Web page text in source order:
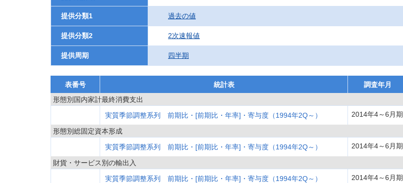
提供分類1 過去の値
提供分類2 2次速報値
提供周期 四半期
表番号 統計表 調査年月
形態別国内家計最終消費支出
実質季節調整系列 前期比・[前期比・年率]・寄与度（1994年2Q～）
2014年4～6月期
形態別総固定資本形成
実質季節調整系列 前期比・[前期比・年率]・寄与度（1994年2Q～）
2014年4～6月期
財貨・サービス別の輸出入
実質季節調整系列 前期比・[前期比・年率]・寄与度（1994年2Q～）
2014年4～6月期